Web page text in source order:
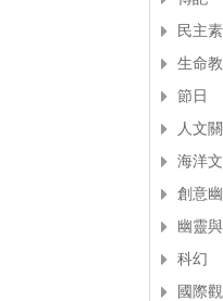
民主
生命
節日
人文
海洋
創意
幽靈
科幻
國際觀